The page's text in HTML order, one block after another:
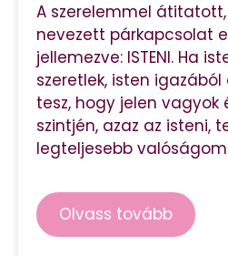
A szerelemmel
nevezett párkapcsolat
jellemezve: ISTENI. Ha
szeretlek, isten igazából
tesz, hogy jelen
szintjén, azaz az isteni,
legteljesebb
Olvass tovább